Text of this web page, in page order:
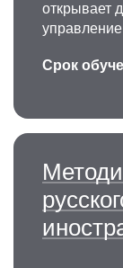
открывает
Срок